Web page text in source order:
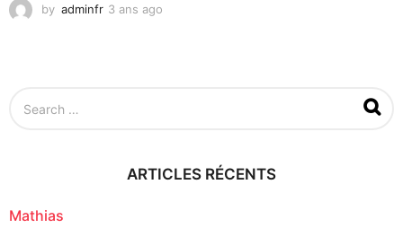
by adminfr 3 ans ago
o
ARTICLES RÉCENTS
Mathias